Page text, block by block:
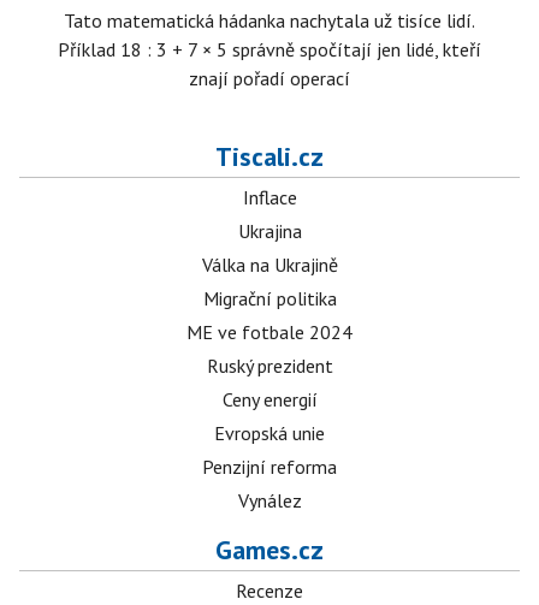
Tato matematická hádanka nachytala už tisíce lidí.
Příklad 18 : 3 + 7 × 5 správně spočítají jen lidé, kteří
znají pořadí operací
Tiscali.cz
Inflace
Ukrajina
Válka na Ukrajině
Migrační politika
ME ve fotbale 2024
Ruský prezident
Ceny energií
Evropská unie
Penzijní reforma
Vynález
Games.cz
Recenze